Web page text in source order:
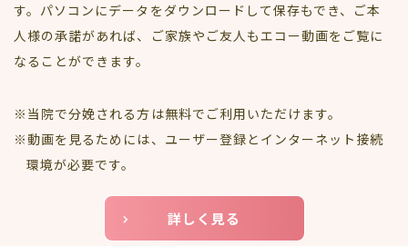
す。パソコンにデータをダウンロードして保存もでき、ご本
人様の承諾があれば、ご家族やご友人もエコー動画をご覧に
なることができます。
※当院で分娩される方は無料でご利用いただけます。
※動画を見るためには、ユーザー登録とインターネット接続
環境が必要です。
詳しく見る